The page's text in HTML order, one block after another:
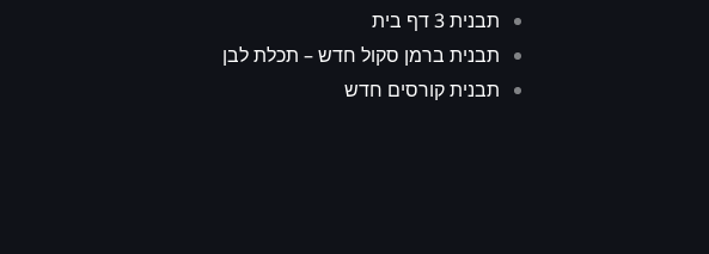
תבנית 3 דף בית
תבנית ברמן סקול חדש – תכלת לבן
תבנית קורסים חדש